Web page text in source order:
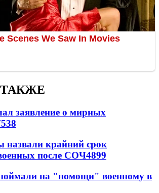
заявление о мирных
крайний срок
после СОЧ4899
на "помощи" военному в